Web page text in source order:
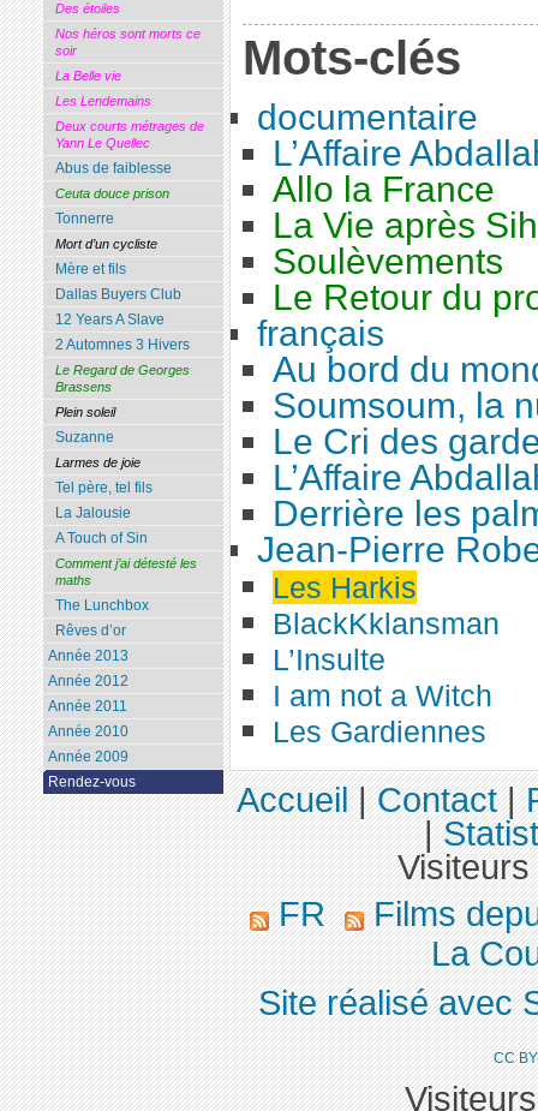
Mots-clés
documentaire
L’Affaire
Allo la France
La Vie après
Soulèvements
Le Retour du
français
Au bord du
Soumsoum, la
Le Cri des
L’Affaire
Derrière les
Jean-Pierre
Les Harkis
BlackKklansman
L’Insulte
I am not a Witch
Les Gardiennes
Des étoiles
Nos héros sont morts ce
soir
La Belle vie
Les Lendemains
Deux courts métrages de
Yann Le Quellec
Abus de faiblesse
Ceuta douce prison
Tonnerre
Mort d’un cycliste
Mère et fils
Dallas Buyers Club
12 Years A Slave
2 Automnes 3 Hivers
Le Regard de Georges
Brassens
Plein soleil
Suzanne
Larmes de joie
Tel père, tel fils
La Jalousie
A Touch of Sin
Comment j’ai détesté les
maths
The Lunchbox
Rêves d’or
Année 2013
Année 2012
Année 2011
Année 2010
Année 2009
Rendez-vous
Accueil|Contact|
|
FR
Films
La
Site réalisé avec
CC